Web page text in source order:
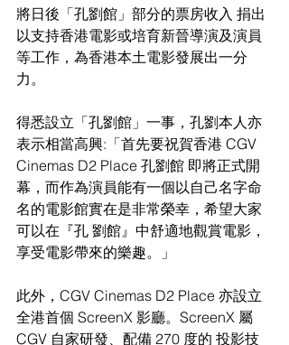
將日後「孔劉館」部分的票房收入 捐出
以支持香港電影或培育新晉導演及演員
等工作，為香港本土電影發展出一分
力。
得悉設立「孔劉館」一事，孔劉本人亦
表示相當高興:「首先要祝賀香港 CGV
Cinemas D2 Place 孔劉館 即將正式開
幕，而作為演員能有一個以自己名字命
名的電影館實在是非常榮幸，希望大家
可以在『孔 劉館』中舒適地觀賞電影，
享受電影帶來的樂趣。」
此外，CGV Cinemas D2 Place 亦設立
全港首個 ScreenX 影廳。ScreenX 屬
CGV 自家研發、配備 270 度的 投影技